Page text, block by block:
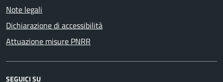
Note legali
Dichiarazione di accessibilità
Attuazione misure PNRR
SEGUICI SU